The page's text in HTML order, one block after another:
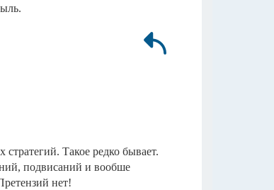
Такое редко бывает.
подвисаний и вообше
нет!